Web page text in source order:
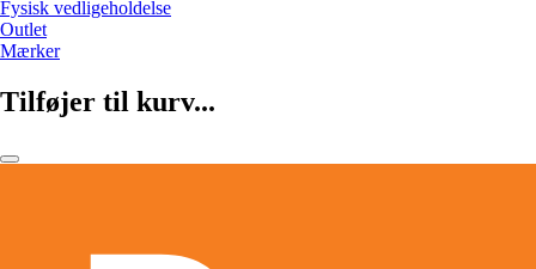
Fysisk vedligeholdelse
Outlet
Mærker
Tilføjer til kurv...